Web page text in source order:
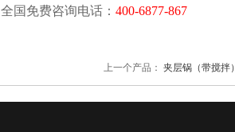
全国免费咨询电话： 400-6877-867
上一个产品： 夹层锅（带搅拌）